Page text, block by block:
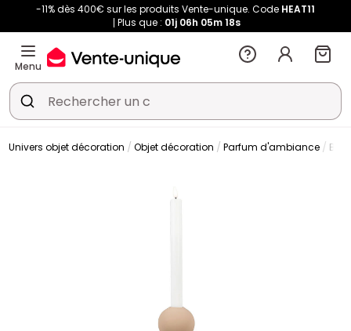
-11% dès 400€ sur les produits Vente-unique. Code HEAT11
Plus que : 01j 06h 05m17s
Menu
Univers objet décoration Objet décoration Parfum d'ambiance